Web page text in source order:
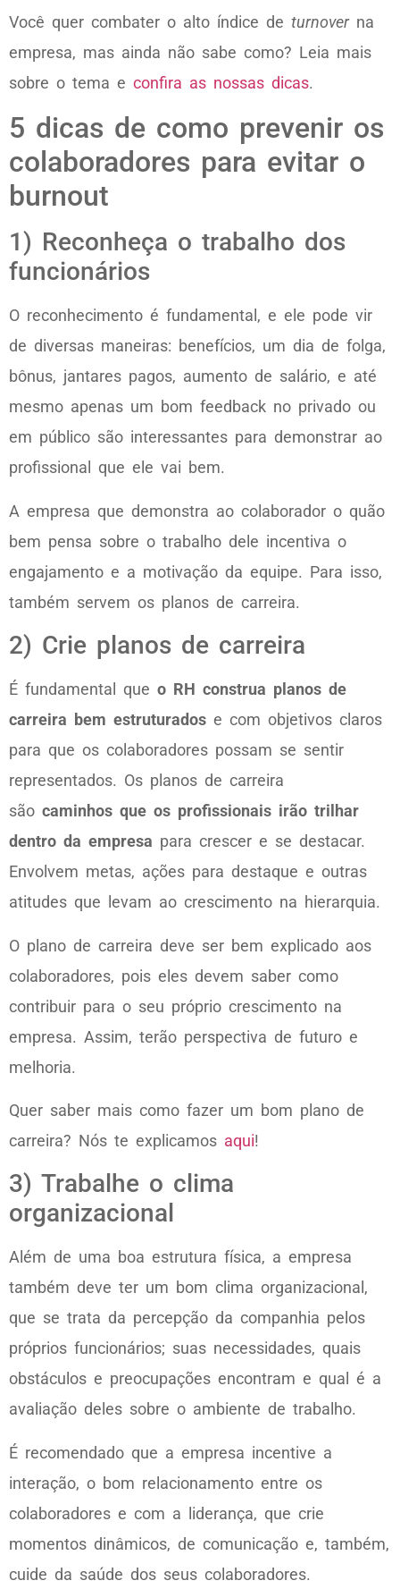
Você quer combater o alto índice de turnover na
empresa, mas ainda não sabe como? Leia mais
sobre o tema e confira as nossas dicas.
5 dicas de como prevenir os
colaboradores para evitar o
burnout
1) Reconheça o trabalho dos
funcionários
O reconhecimento é fundamental, e ele pode vir
de diversas maneiras: benefícios, um dia de folga,
bônus, jantares pagos, aumento de salário, e até
mesmo apenas um bom feedback no privado ou
em público são interessantes para demonstrar ao
profissional que ele vai bem.
A empresa que demonstra ao colaborador o quão
bem pensa sobre o trabalho dele incentiva o
engajamento e a motivação da equipe. Para isso,
também servem os planos de carreira.
2) Crie planos de carreira
É fundamental que o RH construa planos de
carreira bem estruturados e com objetivos claros
para que os colaboradores possam se sentir
representados. Os planos de carreira
são caminhos que os profissionais irão trilhar
dentro da empresa para crescer e se destacar.
Envolvem metas, ações para destaque e outras
atitudes que levam ao crescimento na hierarquia.
O plano de carreira deve ser bem explicado aos
colaboradores, pois eles devem saber como
contribuir para o seu próprio crescimento na
empresa. Assim, terão perspectiva de futuro e
melhoria.
Quer saber mais como fazer um bom plano de
carreira? Nós te explicamos aqui!
3) Trabalhe o clima
organizacional
Além de uma boa estrutura física, a empresa
também deve ter um bom clima organizacional,
que se trata da percepção da companhia pelos
próprios funcionários; suas necessidades, quais
obstáculos e preocupações encontram e qual é a
avaliação deles sobre o ambiente de trabalho.
É recomendado que a empresa incentive a
interação, o bom relacionamento entre os
colaboradores e com a liderança, que crie
momentos dinâmicos, de comunicação e, também,
cuide da saúde dos seus colaboradores.